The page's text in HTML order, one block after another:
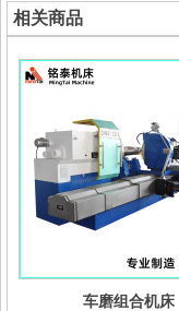
相关商品
车磨组合机床